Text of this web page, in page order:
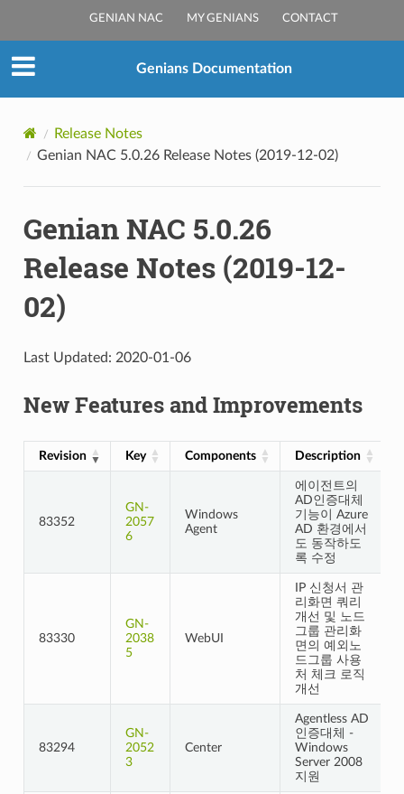
GENIAN NAC MY GENIANS CONTACT
Genians Documentation
Release Notes
Genian NAC 5.0.26 Release Notes (2019-12-02)
Genian NAC 5.0.26
Release Notes (2019-12-
02)
Last Updated: 2020-01-06
New Features and Improvements
Revision Key Components Description
83352
GN-
2057
6
Windows
Agent
에이전트의
AD인증대체
기능이 Azure
AD 환경에서
도 동작하도
록 수정
83330
GN-
2038
5
WebUI
IP 신청서 관
리화면 쿼리
개선 및 노드
그룹 관리화
면의 예외노
드그룹 사용
처 체크 로직
개선
83294
GN-
2052
3
Center
Agentless AD
인증대체 -
Windows
Server 2008
지원